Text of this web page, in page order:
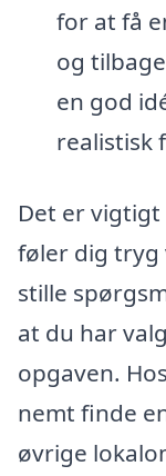
for at få
og
en god
realistisk
Det er
føler dig tryg
stille
at du har
opgaven. Hos
nemt finde
øvrige